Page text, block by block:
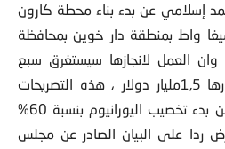
إسلامي عن بدء بناء محطة كارون
الذرية بقدرة 300 ميغا واط بمنطقة دار خوين بمحافظة
العمل لانجازها سيستغرق سبع
سنوات وبكلفة مالية مقدارها 1,5مليار دولار ، هذه التصريحات
جاءت بعد الإعلان الإيراني عن بدء تخصيب اليورانيوم بنسبة 60%
ردا على البيان الصادر عن مجلس